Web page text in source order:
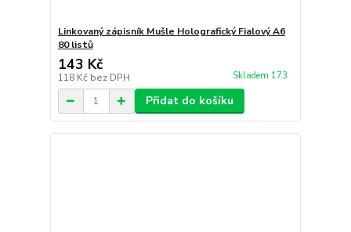
Linkovaný zápisník Mušle Holografický Fialový A6
80 listů
143 Kč
118 Kč bez DPH Skladem 173
Přidat do košíku